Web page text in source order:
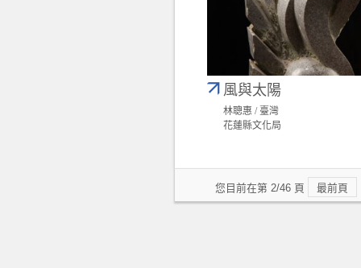
風與太陽
林聰惠 / 臺灣
花蓮縣文化局
您目前在第 2/46 頁 最前頁